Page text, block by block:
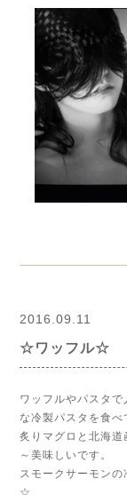
2016.09.11
☆ワッフル☆
ワッフルやパスタ
な冷製パスタを食べ
炙りマグロと北海道
～美味しいです。
スモークサーモン
☆